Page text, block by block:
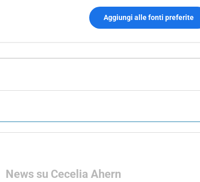
Aggiungi alle fonti preferite
News su Cecelia Ahern